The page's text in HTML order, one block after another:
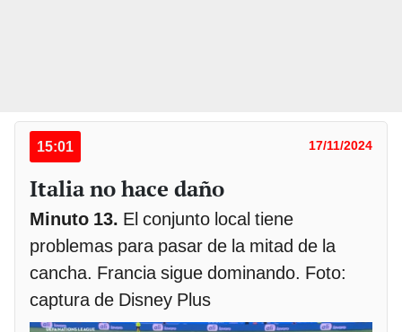
15:01 17/11/2024
Italia no hace daño
Minuto 13. El conjunto local tiene
problemas para pasar de la mitad de la
cancha. Francia sigue dominando. Foto:
captura de Disney Plus